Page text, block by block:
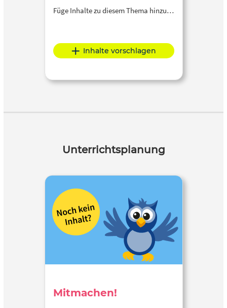
Füge Inhalte zu diesem Thema hinzu…
Inhalte vorschlagen
Unterrichtsplanung
Mitmachen!